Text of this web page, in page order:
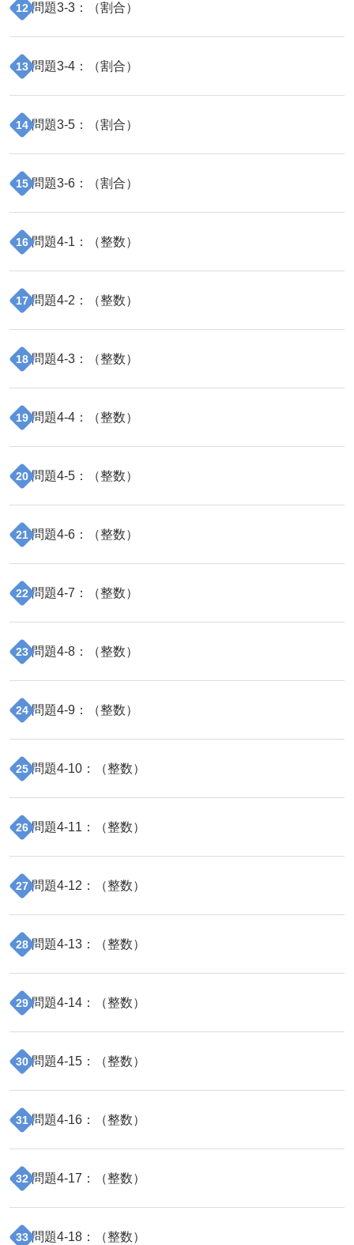
12 問題3-3 ：（割合）
13 問題3-4 ：（割合）
14 問題3-5 ：（割合）
15 問題3-6 ：（割合）
16 問題4-1 ：（整数）
17 問題4-2 ：（整数）
18 問題4-3 ：（整数）
19 問題4-4 ：（整数）
20 問題4-5 ：（整数）
21 問題4-6 ：（整数）
22 問題4-7 ：（整数）
23 問題4-8 ：（整数）
24 問題4-9 ：（整数）
25 問題4-10 ：（整数）
26 問題4-11 ：（整数）
27 問題4-12 ：（整数）
28 問題4-13 ：（整数）
29 問題4-14 ：（整数）
30 問題4-15 ：（整数）
31 問題4-16 ：（整数）
32 問題4-17 ：（整数）
33 問題4-18 ：（整数）